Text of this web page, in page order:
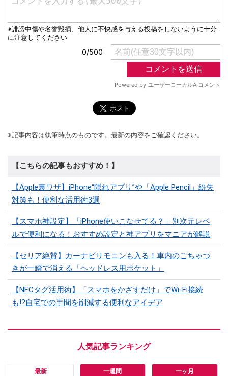
※記事内容は執筆時点のものです。最新の内容をご確認ください。
【こちらの記事もおすすめ！】
【Apple裏ワザ】iPhone“隠れアプリ”や「Apple Pencil」紛失
対策も！便利な活用術3選
【スマホ神設定】「iPhone使いこなせてる？」別次元レベ
ルで便利になる！おすすめ設定と神アプリをマニアが解説
【セリア絶賛】カーナビリモコンも入る！車内のごちゃつ
きが一瞬で消える「ヘッドレス用ポケット」
【NFCタグ活用術】「スマホをかざすだけ」でWi-Fi接続
も⁉自宅での手間を削減する便利なアイデア
最新 一週間 一ヶ月